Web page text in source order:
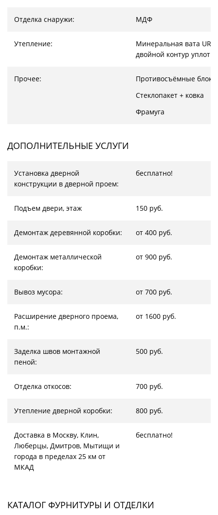
Отделка снаружи: МДФ
Утепление:
Минеральная вата
двойной контур
Прочее:
Противосъёмные
Стеклопакет + ковка
Фрамуга
ДОПОЛНИТЕЛЬНЫЕ УСЛУГИ
Установка дверной
конструкции в дверной проем:
бесплатно!
Подъем двери, этаж 150 руб.
Демонтаж деревянной коробки: от 400 руб.
Демонтаж металлической
коробки:
от 900 руб.
Вывоз мусора: от 700 руб.
Расширение дверного проема,
п.м.:
от 1600 руб.
Заделка швов монтажной
пеной:
500 руб.
Отделка откосов: 700 руб.
Утепление дверной коробки: 800 руб.
Доставка в Москву, Клин,
Люберцы, Дмитров, Мытищи и
города в пределах 25 км от
МКАД
бесплатно!
КАТАЛОГ ФУРНИТУРЫ И ОТДЕЛКИ